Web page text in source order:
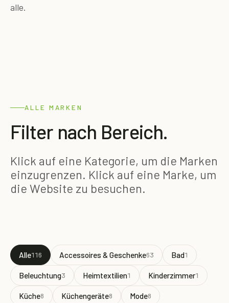
alle.
ALLE MARKEN
Filter nach Bereich.
Klick auf eine Kategorie, um die Marken
einzugrenzen. Klick auf eine Marke, um
die Website zu besuchen.
Alle116 Accessoires & Geschenke63 Bad1
Beleuchtung3 Heimtextilien1 Kinderzimmer1
Küche8 Küchengeräte8 Mode8